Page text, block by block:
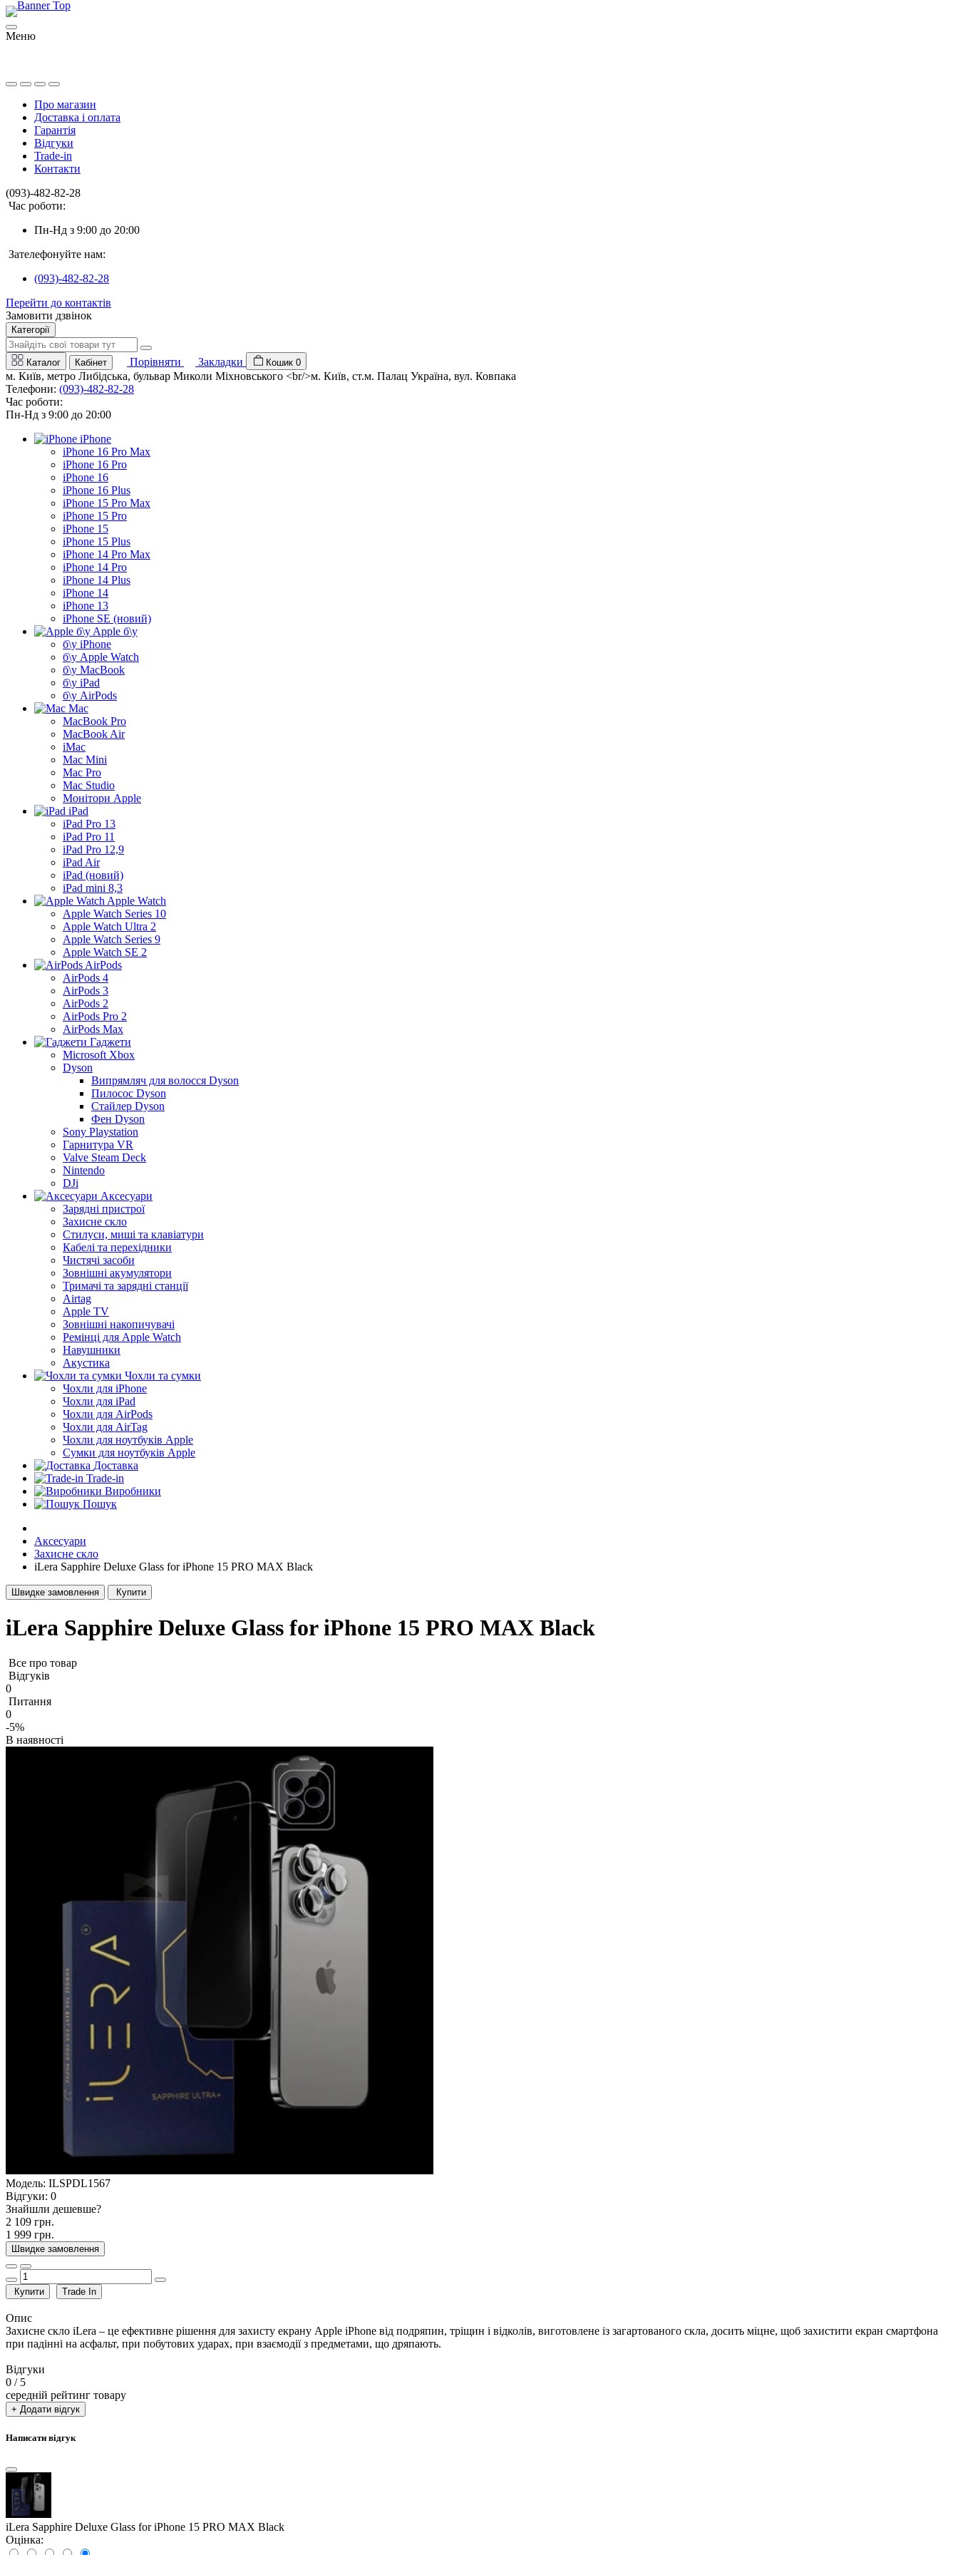
Меню
Про магазин
Доставка і оплата
Гарантія
Відгуки
Trade-in
Контакти
(093)-482-82-28
Час роботи:
Пн-Нд з 9:00 до 20:00
Зателефонуйте нам:
(093)-482-82-28
Перейти до контактів
Замовити дзвінок
Категорії
Каталог Кабінет Порівняти Закладки Кошик 0
м. Київ, метро Либідська, бульвар Миколи Міхновського <br/>м. Київ, ст.м. Палац Україна, вул. Ковпака
Телефони: (093)-482-82-28
Час роботи:
Пн-Нд з 9:00 до 20:00
iPhone
iPhone 16 Pro Max
iPhone 16 Pro
iPhone 16
iPhone 16 Plus
iPhone 15 Pro Max
iPhone 15 Pro
iPhone 15
iPhone 15 Plus
iPhone 14 Pro Max
iPhone 14 Pro
iPhone 14 Plus
iPhone 14
iPhone 13
iPhone SE (новий)
Apple б\у
б\у iPhone
б\у Apple Watch
б\у MacBook
б\у iPad
б\у AirPods
Mac
MacBook Pro
MacBook Air
iMac
Mac Mini
Mac Pro
Mac Studio
Монітори Apple
iPad
iPad Pro 13
iPad Pro 11
iPad Pro 12,9
iPad Air
iPad (новий)
iPad mini 8,3
Apple Watch
Apple Watch Series 10
Apple Watch Ultra 2
Apple Watch Series 9
Apple Watch SE 2
AirPods
AirPods 4
AirPods 3
AirPods 2
AirPods Pro 2
AirPods Max
Гаджети
Microsoft Xbox
Dyson
Випрямляч для волосся Dyson
Пилосос Dyson
Стайлер Dyson
Фен Dyson
Sony Playstation
Гарнитура VR
Valve Steam Deck
Nintendo
DJi
Аксесуари
Зарядні пристрої
Захисне скло
Стилуси, миші та клавіатури
Кабелі та перехідники
Чистячі засоби
Зовнішні акумулятори
Тримачі та зарядні станції
Airtag
Apple TV
Зовнішні накопичувачі
Ремінці для Apple Watch
Навушники
Акустика
Чохли та сумки
Чохли для iPhone
Чохли для iPad
Чохли для AirPods
Чохли для AirTag
Чохли для ноутбуків Apple
Сумки для ноутбуків Apple
Доставка
Trade-in
Виробники
Пошук
Аксесуари
Захисне скло
iLera Sapphire Deluxe Glass for iPhone 15 PRO MAX Black
Швидке замовлення Купити
iLera Sapphire Deluxe Glass for iPhone 15 PRO MAX Black
Все про товар
Відгуків
0
Питання
0
-5%
В наявності
Модель: ILSPDL1567
Відгуки: 0
Знайшли дешевше?
2 109 грн.
1 999 грн.
Швидке замовлення
Купити Trade In
Опис
Захисне скло iLera – це ефективне рішення для захисту екрану Apple iPhone від подряпин, тріщин і відколів, виготовлене із загартованого скла, досить міцне, щоб захистити екран смартфона
при падінні на асфальт, при побутових ударах, при взаємодії з предметами, що дряпають.
Відгуки
0 / 5
середній рейтинг товару
+ Додати відгук
Написати відгук
iLera Sapphire Deluxe Glass for iPhone 15 PRO MAX Black
Оцінка: